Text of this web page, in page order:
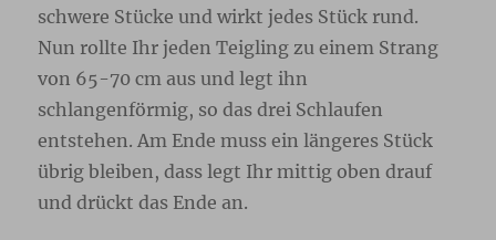
schwere Stücke und wirkt jedes Stück rund.
Nun rollte Ihr jeden Teigling zu einem Strang
von 65-70 cm aus und legt ihn
schlangenförmig, so das drei Schlaufen
entstehen. Am Ende muss ein längeres Stück
übrig bleiben, dass legt Ihr mittig oben drauf
und drückt das Ende an.